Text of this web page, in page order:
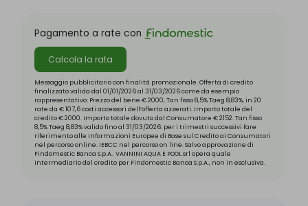
Pagamento a rate con
Calcola la rata
Messaggio pubblicitario con finalità promozionale. Offerta di credito
finalizzato valida dal 01/01/2026 al 31/03/2026 come da esempio
rappresentativo: Prezzo del bene € 2000, Tan fisso 8,5% Taeg 8,83%, in 20
rate da € 107,6 costi accessori dell’offerta azzerati. Importo totale del
credito € 2000. Importo totale dovuto dal Consumatore € 2152. Tan fisso
8,5% Taeg 8,83% valido fino al 31/03/2026: per i trimestri successivi fare
riferimento alle Informazioni Europee di Base sul Credito ai Consumatori
nel percorso online. IEBCC nel percorso on line. Salvo approvazione di
Findomestic Banca S.p.A.. VANNINI AQUA E POOL srl opera quale
intermediario del credito per Findomestic Banca S.p.A., non in esclusiva.